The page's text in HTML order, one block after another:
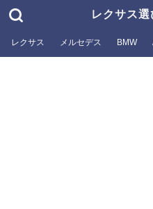
レクサス
レクサス メルセデス BMW